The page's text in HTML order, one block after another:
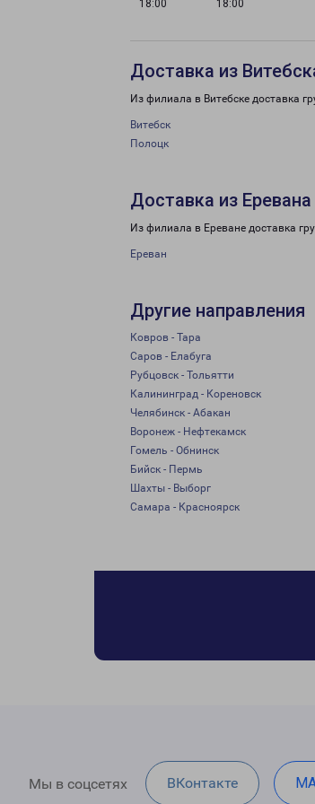
18:00 18:00
Доставка из
Из филиала в Витебске доставка
Витебск
Полоцк
Доставка из
Из филиала в Ереване доставка
Ереван
Другие направления
Ковров - Тара
Саров - Елабуга
Рубцовск - Тольятти
Калининград - Кореновск
Челябинск - Абакан
Воронеж - Нефтекамск
Гомель - Обнинск
Бийск - Пермь
Шахты - Выборг
Самара - Красноярск
Мы в соцсетях ВКонтакте